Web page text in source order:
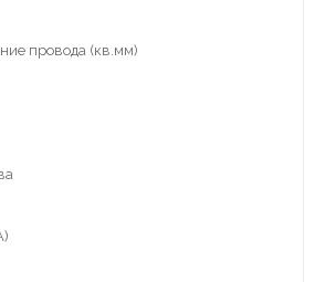
провода (кв.мм)